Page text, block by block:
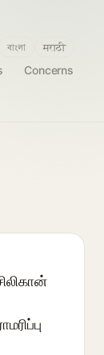
Concerns
বাংলা मराठी